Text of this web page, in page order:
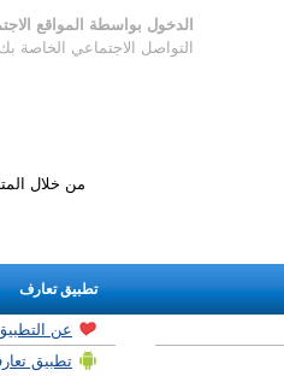
الدخول بواسطة المواقع
التواصل الاجتماعي الخاصة بك
من خلال
تطبيق تعارف
عن
تطبيق